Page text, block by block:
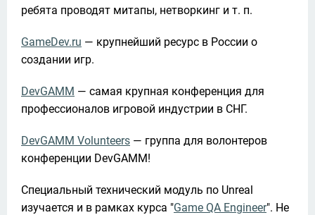
ребята проводят митапы, нетворкинг и т. п.
GameDev.ru — крупнейший ресурс в России о
создании игр.
DevGAMM — самая крупная конференция для
профессионалов игровой индустрии в СНГ.
DevGAMM Volunteers — группа для волонтеров
конференции DevGAMM!
Специальный технический модуль по Unreal
изучается и в рамках курса "Game QA Engineer". Не